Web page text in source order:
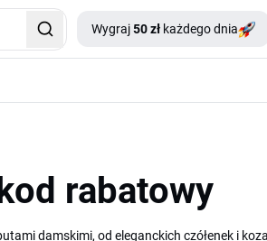
Wygraj50 zł każdego dnia
rabatowy
damskimi, od eleganckich czółenek i